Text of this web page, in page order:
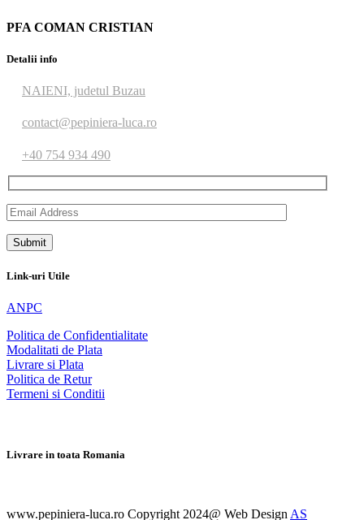
PFA COMAN CRISTIAN
Detalii info
NAIENI, judetul Buzau
contact@pepiniera-luca.ro
+40 754 934 490
Link-uri Utile
ANPC
Politica de Confidentialitate
Modalitati de Plata
Livrare si Plata
Politica de Retur
Termeni si Conditii
Livrare in toata Romania
www.pepiniera-luca.ro Copyright 2024@ Web Design AS